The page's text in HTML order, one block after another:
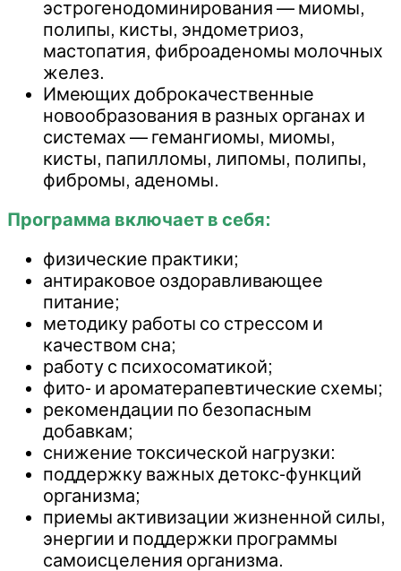
эстрогенодоминирования — миомы,
полипы, кисты, эндометриоз,
мастопатия, фиброаденомы молочных
желез.
Имеющих доброкачественные
новообразования в разных органах и
системах — гемангиомы, миомы,
кисты, папилломы, липомы, полипы,
фибромы, аденомы.
Программа включает в себя:
физические практики;
антираковое оздоравливающее
питание;
методику работы со стрессом и
качеством сна;
работу с психосоматикой;
фито- и ароматерапевтические схемы;
рекомендации по безопасным
добавкам;
снижение токсической нагрузки:
поддержку важных детокс-функций
организма;
приемы активизации жизненной силы,
энергии и поддержки программы
самоисцеления организма.